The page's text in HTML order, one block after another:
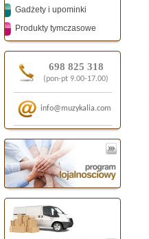
Gadżety i upominki
Produkty tymczasowe
698 825 318
(pon-pt 9.00-17.00)
info@muzykalia.com